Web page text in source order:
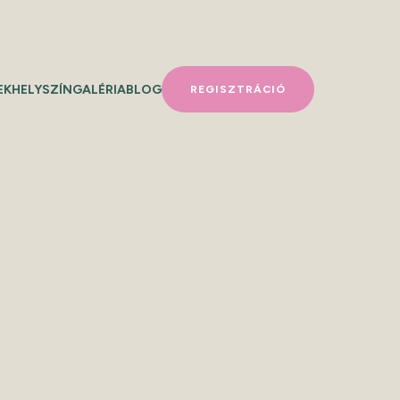
HELYSZÍNGALÉRIABLOG REGISZTRÁCIÓ